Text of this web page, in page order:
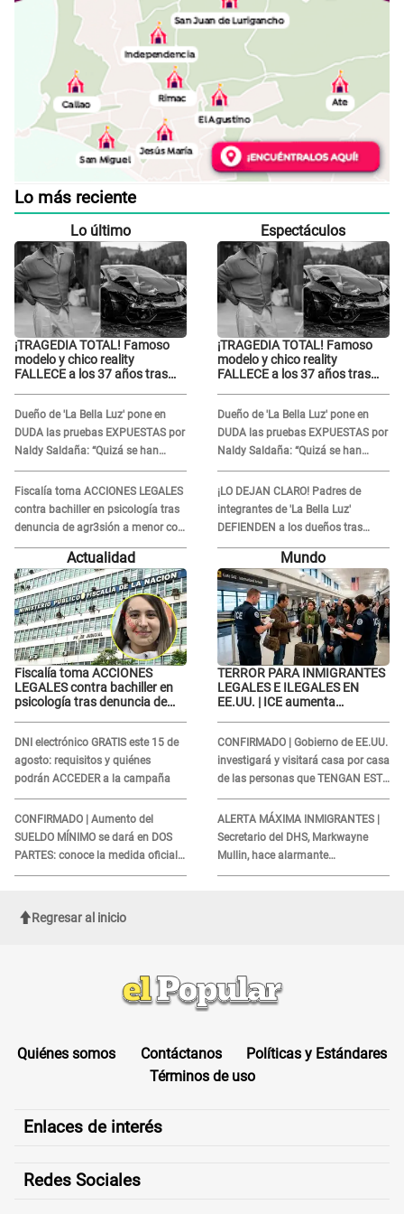
Lo más reciente
Lo último
¡TRAGEDIA TOTAL! Famoso
modelo y chico reality
FALLECE a los 37 años tras
Dueño de 'La Bella Luz' pone en
DUDA las pruebas EXPUESTAS por
Naldy Saldaña: “Quizá se han
editado...”
Fiscalía toma ACCIONES LEGALES
contra bachiller en psicología tras
denuncia de agr3sión a menor con
autismo
Espectáculos
¡TRAGEDIA TOTAL! Famoso
modelo y chico reality
FALLECE a los 37 años tras
Dueño de 'La Bella Luz' pone en
DUDA las pruebas EXPUESTAS por
Naldy Saldaña: “Quizá se han
editado...”
¡LO DEJAN CLARO! Padres de
integrantes de 'La Bella Luz'
DEFIENDEN a los dueños tras
denuncia: “Nunca vimos nada...”
Actualidad
Fiscalía toma ACCIONES
LEGALES contra bachiller en
psicología tras denuncia de
DNI electrónico GRATIS este 15 de
agosto: requisitos y quiénes
podrán ACCEDER a la campaña
CONFIRMADO | Aumento del
SUELDO MÍNIMO se dará en DOS
PARTES: conoce la medida oficial
del Ministerio de Economía
Mundo
TERROR PARA INMIGRANTES
LEGALES E ILEGALES EN
EE.UU. | ICE aumenta
CONFIRMADO | Gobierno de EE.UU.
investigará y visitará casa por casa
de las personas que TENGAN ESTE
TRABAJO
ALERTA MÁXIMA INMIGRANTES |
Secretario del DHS, Markwayne
Mullin, hace alarmante
declaración: "Ahora vamos por
Regresar al inicio
Quiénes somos Contáctanos
Políticas y Estándares
Términos de uso
Enlaces de interés
Redes Sociales